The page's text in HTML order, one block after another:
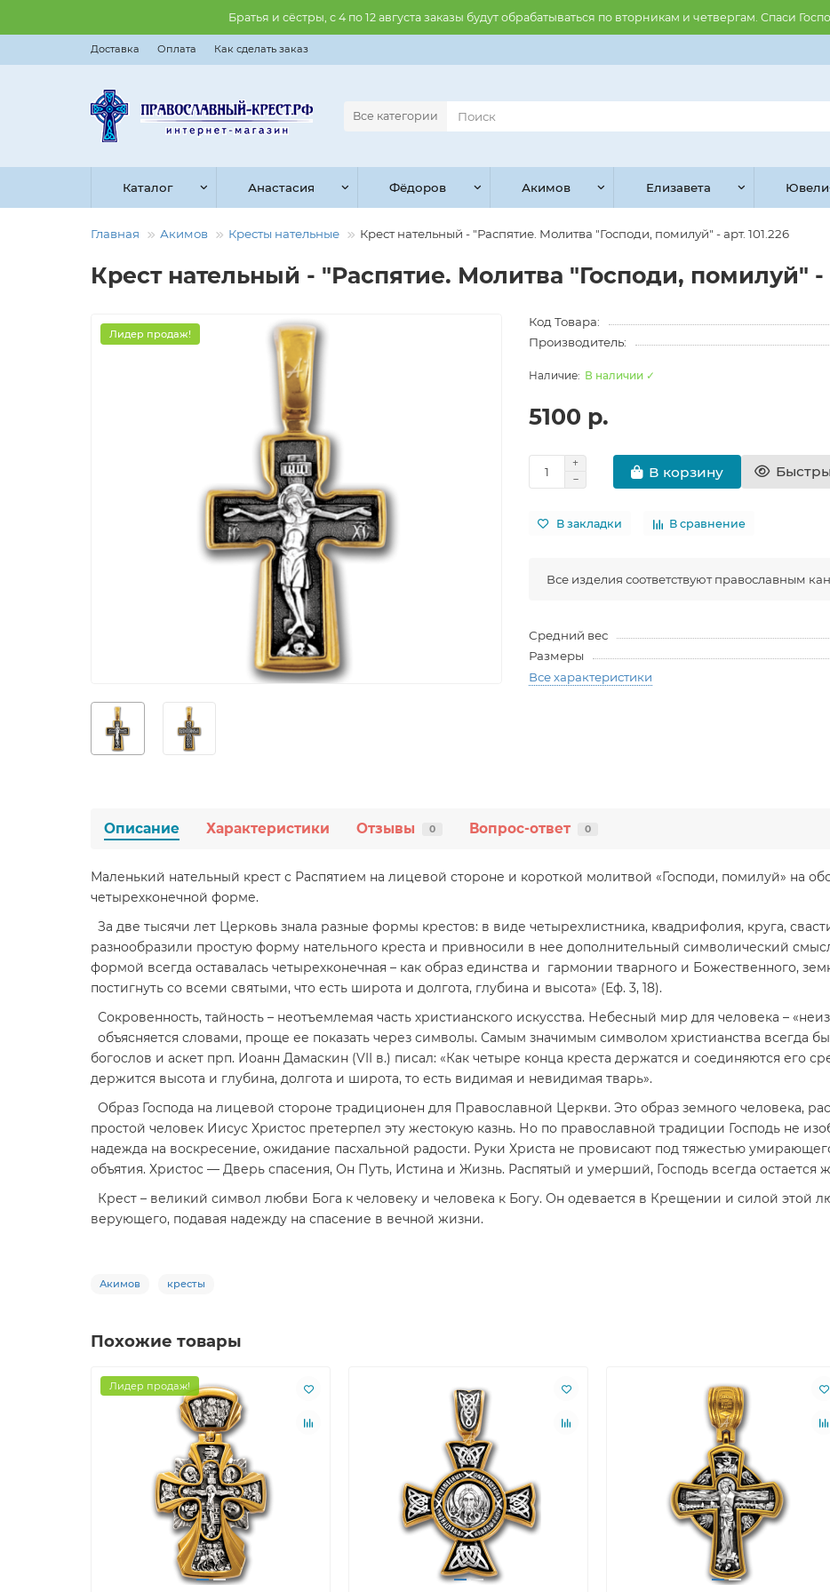
Братья и сёстры, с 4 по 12 августа заказы будут обрабатываться по вторникам и четвергам. Спаси
Доставка Оплата Как сделать заказ
Все категории
Каталог Анастасия Фёдоров Акимов Елизавета
Главная Акимов Кресты нательные Крест нательный - "Распятие. Молитва "Господи, помилуй" - арт. 101.226
Крест нательный - "Распятие. Молитва "Господи, помилуй" -
Лидер продаж!
Код Товара:
Производитель:
В наличии ✓
5100 р.
В корзину
В закладки В сравнение
Все изделия соответствуют православным
Средний вес
Размеры
Все характеристики
Описание Характеристики Отзывы 0 Вопрос-ответ 0
Маленький нательный крест с Распятием на лицевой стороне и короткой молитвой «Господи, помилуй» на
четырехконечной форме.
За две тысячи лет Церковь знала разные формы крестов: в виде четырехлистника, квадрифолия, круга,
разнообразили простую форму нательного креста и привносили в нее дополнительный символический
формой всегда оставалась четырехконечная – как образ единства и гармонии тварного и Божественного,
постигнуть со всеми святыми, что есть широта и долгота, глубина и высота» (Еф. 3, 18).
Сокровенность, тайность – неотъемлемая часть христианского искусства. Небесный мир для человека –
объясняется словами, проще ее показать через символы. Самым значимым символом христианства всегда
богослов и аскет прп. Иоанн Дамаскин (VII в.) писал: «Как четыре конца креста держатся и соединяются его
держится высота и глубина, долгота и широта, то есть видимая и невидимая тварь».
Образ Господа на лицевой стороне традиционен для Православной Церкви. Это образ земного человека,
простой человек Иисус Христос претерпел эту жестокую казнь. Но по православной традиции Господь не
надежда на воскресение, ожидание пасхальной радости. Руки Христа не провисают под тяжестью
объятия. Христос — Дверь спасения, Он Путь, Истина и Жизнь. Распятый и умерший, Господь всегда
Крест – великий символ любви Бога к человеку и человека к Богу. Он одевается в Крещении и силой этой
верующего, подавая надежду на спасение в вечной жизни.
Акимов кресты
Похожие товары
Лидер продаж!